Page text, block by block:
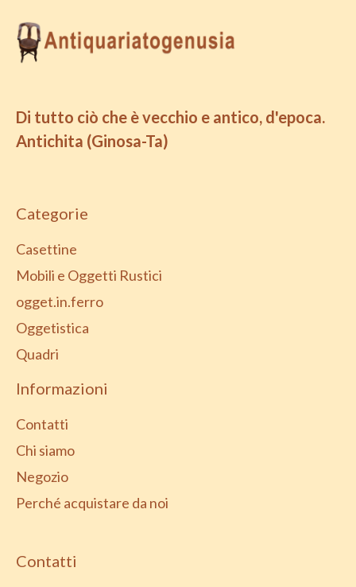
Di tutto ciò che è vecchio e antico, d'epoca.
Antichita (Ginosa-Ta)
Categorie
Casettine
Mobili e Oggetti Rustici
ogget.in.ferro
Oggetistica
Quadri
Informazioni
Contatti
Chi siamo
Negozio
Perché acquistare da noi
Contatti